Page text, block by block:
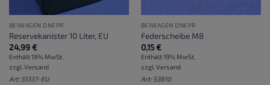
BEIWAGEN DNEPR
Reservekanister 10 Liter, EU
24,99€
Enthält 19% MwSt.
zzgl. Versand
Art: S1337-EU
BEIWAGEN DNEPR
Federscheibe M8
0,15€
Enthält 19% MwSt.
zzgl. Versand
Art: S3810